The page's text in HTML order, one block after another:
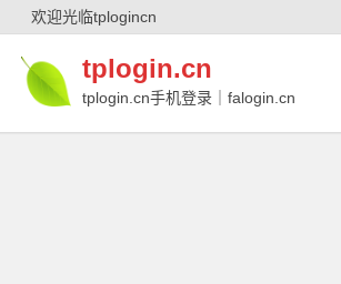
欢迎光临tplogincn
tplogin.cn
tplogin.cn手机登录｜falogin.cn